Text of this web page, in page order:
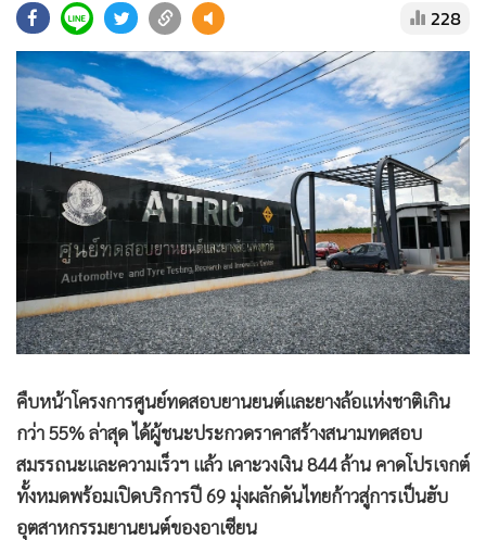
• Cyber BIZ
• ผู้จัดกวน
Good health & Well-being
• Green Innovation & SD
• Management & HR
•
MGR Live
Infographic
การเมือง
ท่องเที่ยว
• กีฬา
• ต่างประเทศ
• Special Scoop
• เศรษฐกิจ-ธุรกิจ
• จีน
• ชุมชน-คุณภาพชีวิต
• อาชญากรรม
228
คืบหน้าโครงการศูนย์ทดสอบยานยนต์และยางล้อแห่งชาติเกิน
กว่า 55% ล่าสุด ได้ผู้ชนะประกวดราคาสร้างสนามทดสอบ
สมรรถนะและความเร็วฯ แล้ว เคาะวงเงิน 844 ล้าน คาดโปรเจกต์
ทั้งหมดพร้อมเปิดบริการปี 69 มุ่งผลักดันไทยก้าวสู่การเป็นฮับ
อุตสาหกรรมยานยนต์ของอาเซียน